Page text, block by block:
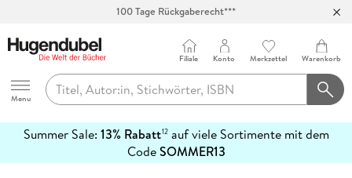
100 Tage Rückgaberecht***
Hugendubel
Menu
Filiale Konto Merkzettel Warenkorb
Summer Sale: 13% Rabatt12auf viele Sortimente mit dem
CodeSOMMER13
erfahren